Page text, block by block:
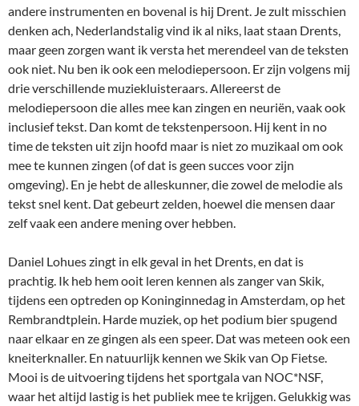
andere instrumenten en bovenal is hij Drent. Je zult misschien
denken ach, Nederlandstalig vind ik al niks, laat staan Drents,
maar geen zorgen want ik versta het merendeel van de teksten
ook niet. Nu ben ik ook een melodiepersoon. Er zijn volgens mij
drie verschillende muziekluisteraars. Allereerst de
melodiepersoon die alles mee kan zingen en neuriën, vaak ook
inclusief tekst. Dan komt de tekstenpersoon. Hij kent in no
time de teksten uit zijn hoofd maar is niet zo muzikaal om ook
mee te kunnen zingen (of dat is geen succes voor zijn
omgeving). En je hebt de alleskunner, die zowel de melodie als
tekst snel kent. Dat gebeurt zelden, hoewel die mensen daar
zelf vaak een andere mening over hebben.
Daniel Lohues zingt in elk geval in het Drents, en dat is
prachtig. Ik heb hem ooit leren kennen als zanger van Skik,
tijdens een optreden op Koninginnedag in Amsterdam, op het
Rembrandtplein. Harde muziek, op het podium bier spugend
naar elkaar en ze gingen als een speer. Dat was meteen ook een
kneiterknaller. En natuurlijk kennen we Skik van Op Fietse.
Mooi is de uitvoering tijdens het sportgala van NOC*NSF,
waar het altijd lastig is het publiek mee te krijgen. Gelukkig was